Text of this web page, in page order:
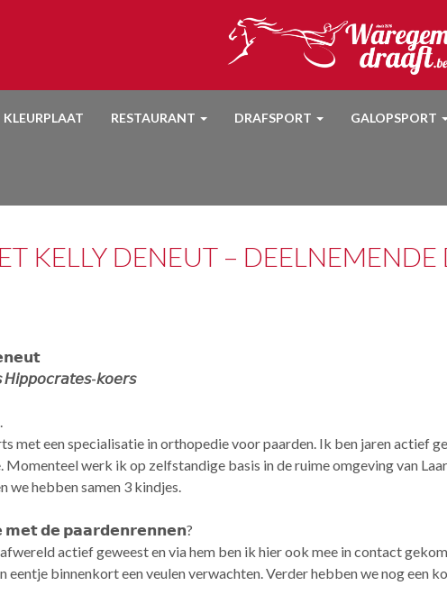
KLEURPLAAT RESTAURANT DRAFSPORT GALOPSPORT
KELLY DENEUT –
𝘬𝘰𝘦𝘳𝘴
met een specialisatie in orthopedie voor paarden. Ik ben jaren actief
werk ik op zelfstandige basis in de ruime omgeving van
we hebben samen 3 kindjes.
𝗺𝗲𝘁 𝗱𝗲 𝗽𝗮𝗮𝗿𝗱𝗲𝗻𝗿𝗲𝗻𝗻𝗲𝗻?
actief geweest en via hem ben ik hier ook mee in contact
eentje binnenkort een veulen verwachten. Verder hebben we nog een